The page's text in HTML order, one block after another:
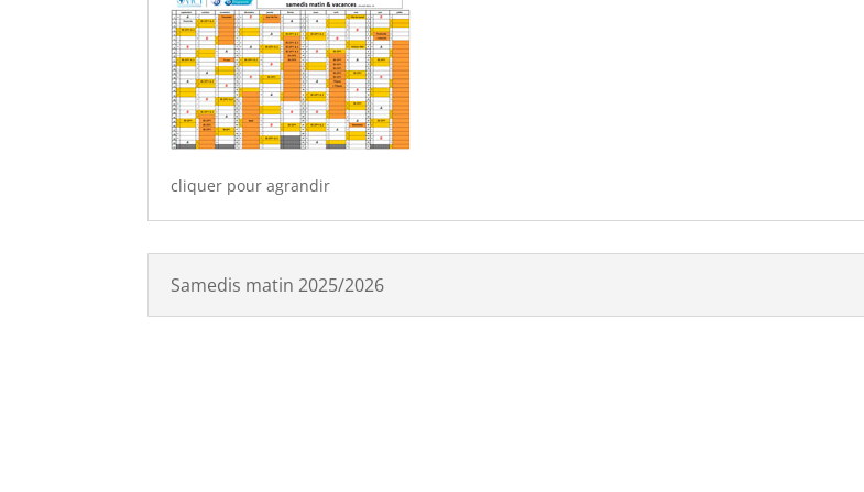
cliquer pour agrandir
Samedis matin 2025/2026